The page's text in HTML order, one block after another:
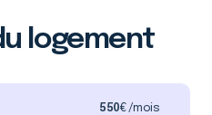
logement
550€ /mois